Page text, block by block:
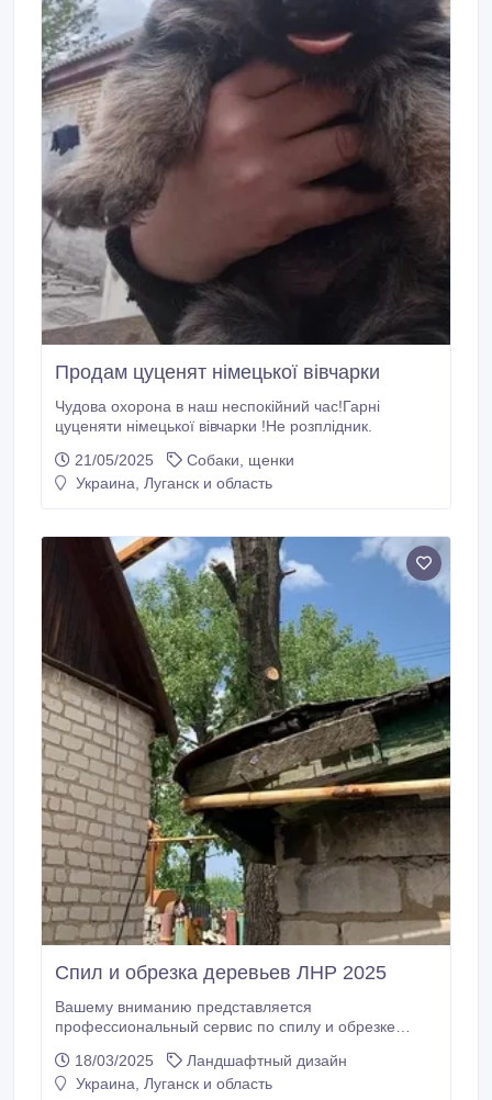
оргстекло (акрил), лист, толщина 1.
Продам цуценят німецької вівчарки
Чудова охорона в наш неспокійний час!Гарні
цуценяти німецької вівчарки !Не розплідник.
21/05/2025
Собаки, щенки
Украина, Луганск и область
Спил и обрезка деревьев ЛНР 2025
Вашему вниманию представляется
профессиональный сервис по спилу и обрезке
сотрудничество по официальному договору с
организацией, что обеспечивает прозрачность и
18/03/2025
Ландшафтный дизайн
Украина, Луганск и область